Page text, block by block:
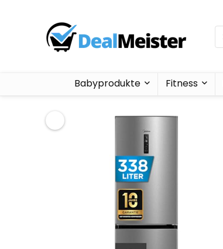
Babyprodukte Fitness